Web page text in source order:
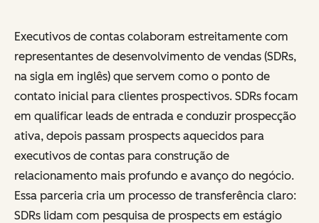
Executivos de contas colaboram estreitamente com
representantes de desenvolvimento de vendas (SDRs,
na sigla em inglês) que servem como o ponto de
contato inicial para clientes prospectivos. SDRs focam
em qualificar leads de entrada e conduzir prospecção
ativa, depois passam prospects aquecidos para
executivos de contas para construção de
relacionamento mais profundo e avanço do negócio.
Essa parceria cria um processo de transferência claro:
SDRs lidam com pesquisa de prospects em estágio